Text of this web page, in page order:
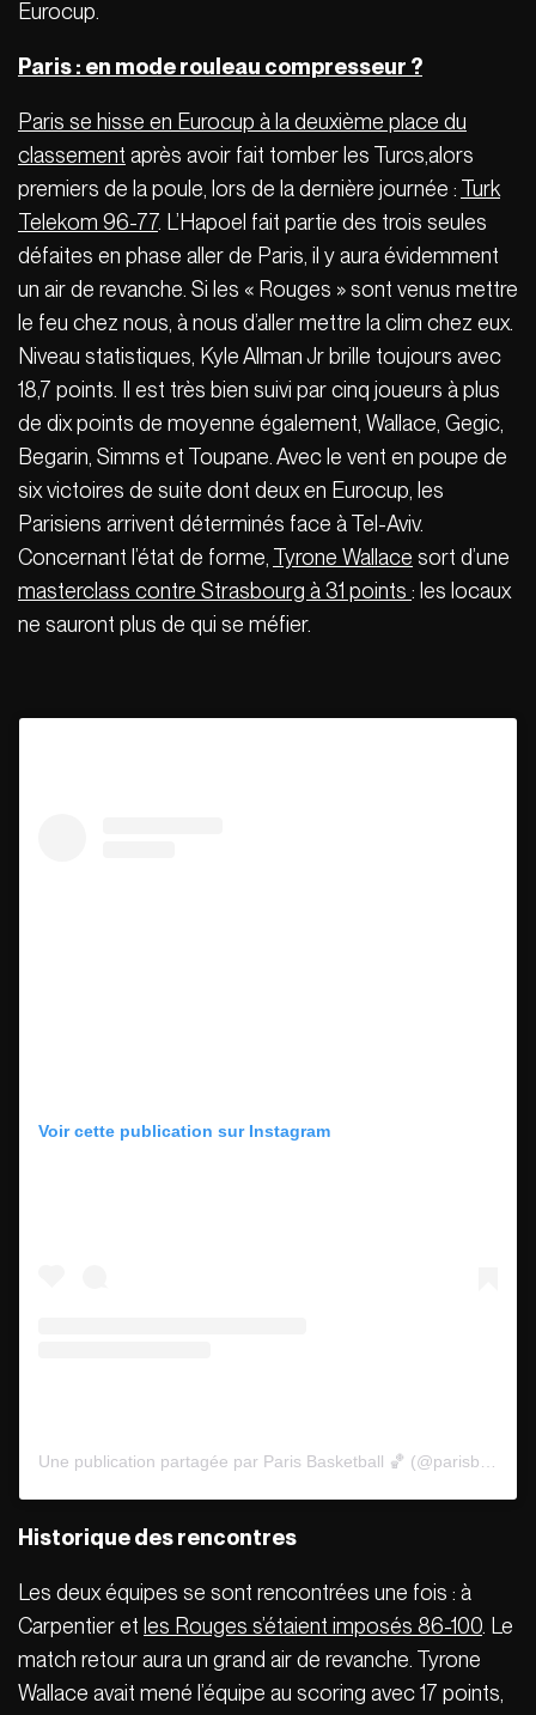
Eurocup.
Paris : en mode rouleau compresseur ?
Paris se hisse en Eurocup à la deuxième place du
classement après avoir fait tomber les Turcs,alors
premiers de la poule, lors de la dernière journée : Turk
Telekom 96-77. L’Hapoel fait partie des trois seules
défaites en phase aller de Paris, il y aura évidemment
un air de revanche. Si les « Rouges » sont venus mettre
le feu chez nous, à nous d’aller mettre la clim chez eux.
Niveau statistiques, Kyle Allman Jr brille toujours avec
18,7 points. Il est très bien suivi par cinq joueurs à plus
de dix points de moyenne également, Wallace, Gegic,
Begarin, Simms et Toupane. Avec le vent en poupe de
six victoires de suite dont deux en Eurocup, les
Parisiens arrivent déterminés face à Tel-Aviv.
Concernant l’état de forme, Tyrone Wallace sort d’une
masterclass contre Strasbourg à 31 points : les locaux
ne sauront plus de qui se méfier.
Voir cette publication sur Instagram
Une publication partagée par Paris Basketball 🏀 (@parisbasketball)
Historique des rencontres
Les deux équipes se sont rencontrées une fois : à
Carpentier et les Rouges s’étaient imposés 86-100. Le
match retour aura un grand air de revanche. Tyrone
Wallace avait mené l’équipe au scoring avec 17 points,